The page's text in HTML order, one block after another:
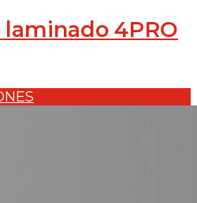
laminado 4PRO